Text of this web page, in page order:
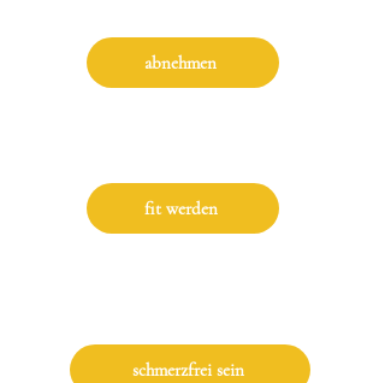
abnehmen
fit werden
schmerzfrei sein